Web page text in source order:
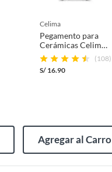
celima
Pegamento para
Cerámicas Celima
Gris Interiores
25kg
(108)
S/ 16.90
Agregar al Carro